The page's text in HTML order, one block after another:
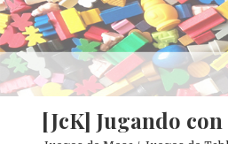
[JcK] Jugando